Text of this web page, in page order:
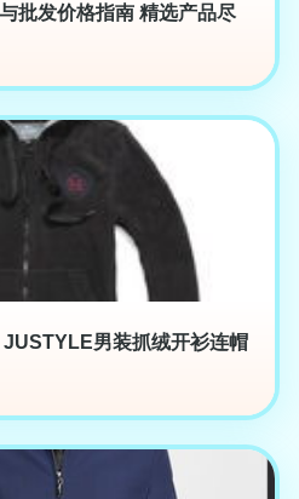
批发价格指南 精选产品尽
JUSTYLE男装抓绒开衫连帽